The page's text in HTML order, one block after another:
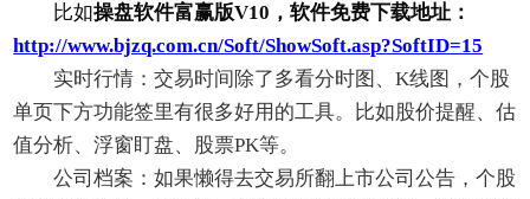
比如操盘软件富赢版V10，软件免费下载地址：
http://www.bjzq.com.cn/Soft/ShowSoft.asp?SoftID=15
实时行情：交易时间除了多看分时图、K线图，个股
单页下方功能签里有很多好用的工具。比如股价提醒、估
值分析、浮窗盯盘、股票PK等。
公司档案：如果懒得去交易所翻上市公司公告，个股